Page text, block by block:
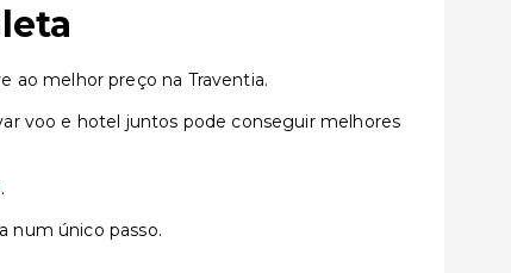
ao melhor preço na Traventia.
voo e hotel juntos pode conseguir melhores
.
num único passo.